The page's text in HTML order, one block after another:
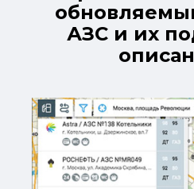
АЗС и их